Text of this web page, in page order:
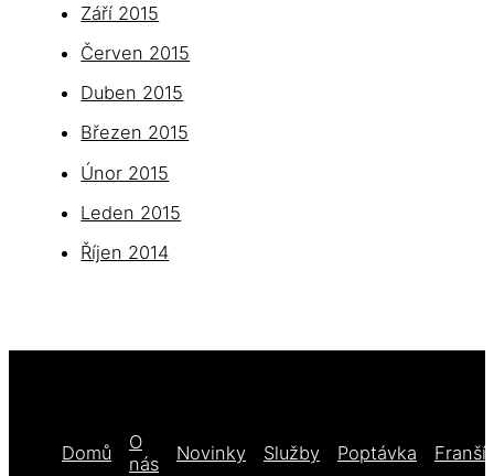
Září 2015
Červen 2015
Duben 2015
Březen 2015
Únor 2015
Leden 2015
Říjen 2014
Domů
O
nás
Novinky Služby Poptávka